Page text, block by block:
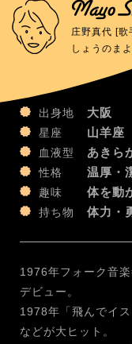
庄野真代 [歌
しょうのまよ
出身地 大阪
星座 山羊座
血液型 あきら
性格 温厚・
趣味 体を動
持ち物 体力・
1976年フォーク音
デビュー。
1978年「飛んでイ
などが大ヒット。